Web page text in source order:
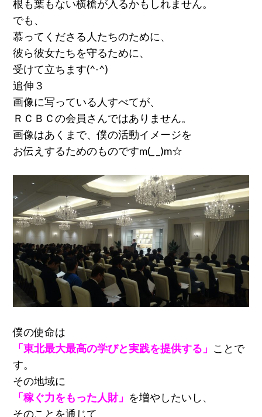
根も葉もない横槍が入るかもしれません。
でも、
慕ってくださる人たちのために、
彼ら彼女たちを守るために、
受けて立ちます(^-^)
追伸３
画像に写っている人すべてが、
ＲＣＢＣの会員さんではありません。
画像はあくまで、僕の活動イメージを
お伝えするためのものですm(_ _)m☆
僕の使命は
「東北最大最高の学びと実践を提供する」 ことで
す。
その地域に
「稼ぐ力をもった人財」 を増やしたいし、
そのことを通じて